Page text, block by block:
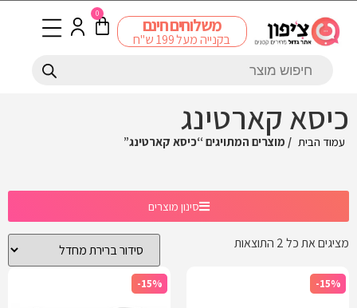
משלוחים חינם
בקנייה מעל 199 ש"ח
0
כיסא קארטינג
עמוד הבית / מוצרים המתויגים “כיסא קארטינג”
סינון מוצרים
מציגים את כל ⁦2⁩ התוצאות
-15%
-15%